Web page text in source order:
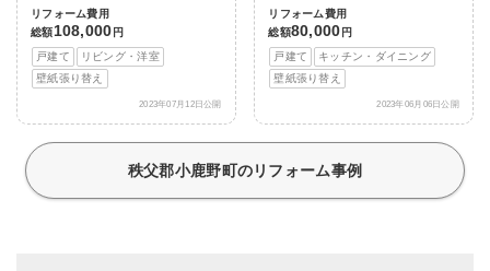
リフォーム費用
総額108,000 円
戸建て
リビング・洋室
壁紙張り替え
2023年07月12日公開
リフォーム費用
総額80,000 円
戸建て
キッチン・ダイニング
壁紙張り替え
2023年06月06日公開
秩父郡小鹿野町のリフォーム事例